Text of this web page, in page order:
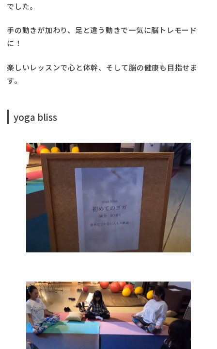
でした。
手の動きが加わり、足と違う動きで一気に脳トレモード
に！
楽しいレッスンで心と体幹、そして脳の健康も目指せま
す。
yoga bliss